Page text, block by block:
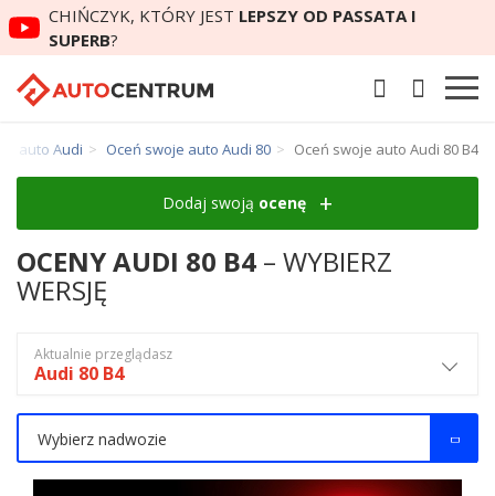
CHIŃCZYK, KTÓRY JEST LEPSZY OD PASSATA I
SUPERB?
auto Audi Oceń swoje auto Audi 80 Oceń swoje auto Audi 80 B4
Dodaj swoją ocenę
OCENY AUDI 80 B4 – WYBIERZ
WERSJĘ
Aktualnie przeglądasz
Audi 80 B4
Wybierz nadwozie